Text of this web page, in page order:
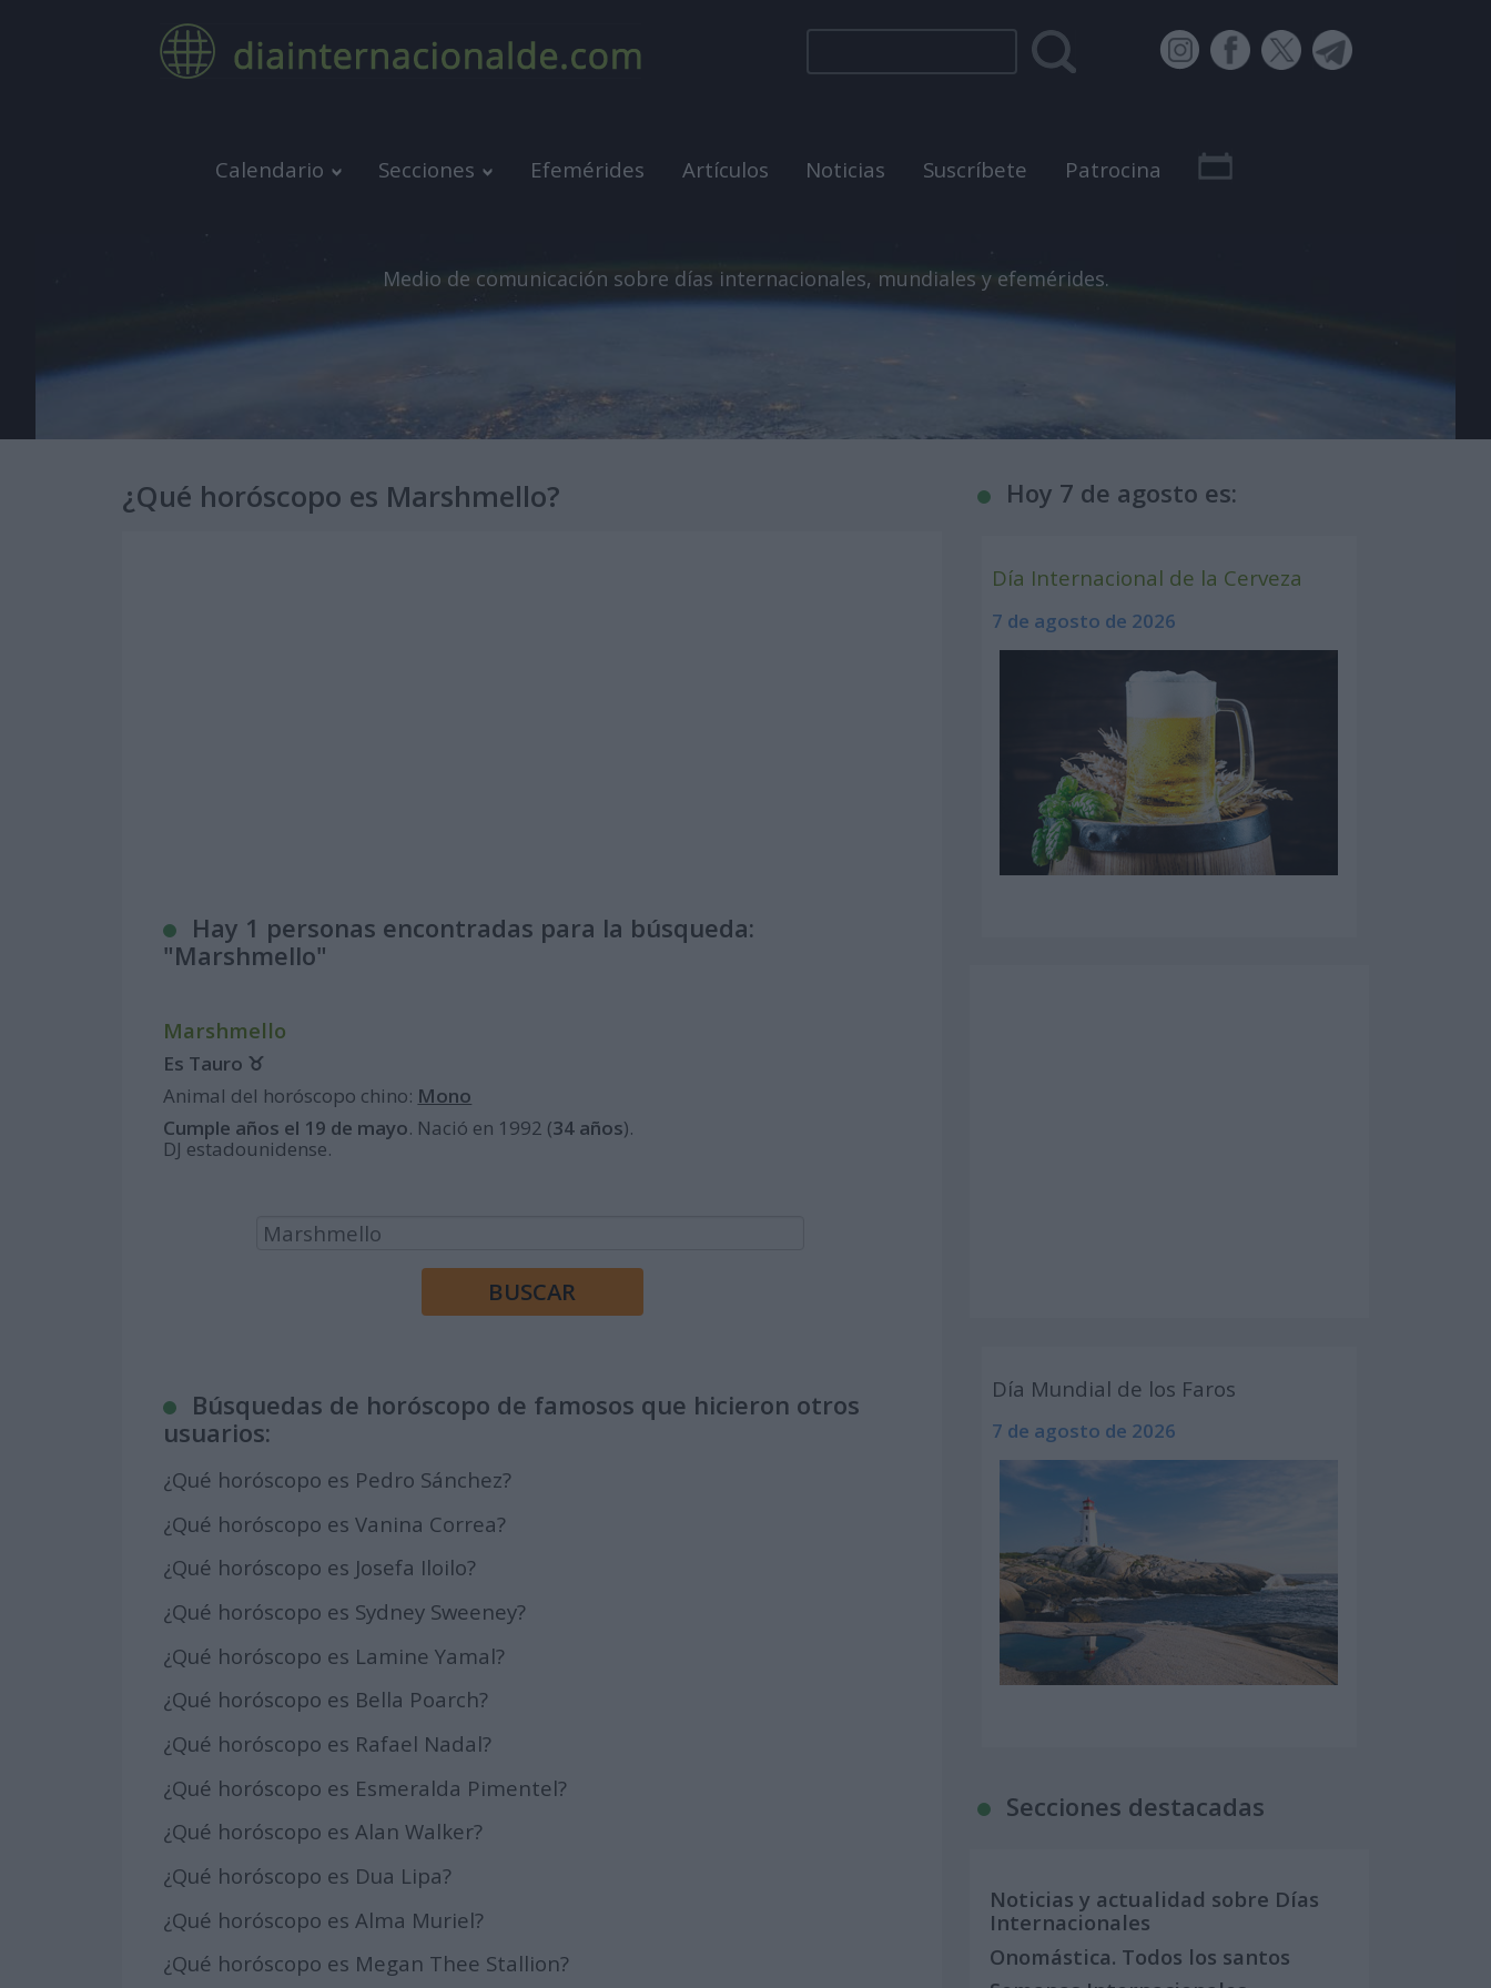
Calendario Secciones Efemérides Artículos Noticias Suscríbete Patrocina
Medio de comunicación sobre días internacionales, mundiales y efemérides.
¿Qué horóscopo es Marshmello?
Hay 1 personas encontradas para la búsqueda:
"Marshmello"
Marshmello
Es Tauro ♉
Animal del horóscopo chino: Mono
Cumple años el 19 de mayo. Nació en 1992 (34 años).
DJ estadounidense.
Búsquedas de horóscopo de famosos que hicieron otros
usuarios:
¿Qué horóscopo es Pedro Sánchez?
¿Qué horóscopo es Vanina Correa?
¿Qué horóscopo es Josefa Iloilo?
¿Qué horóscopo es Sydney Sweeney?
¿Qué horóscopo es Lamine Yamal?
¿Qué horóscopo es Bella Poarch?
¿Qué horóscopo es Rafael Nadal?
¿Qué horóscopo es Esmeralda Pimentel?
¿Qué horóscopo es Alan Walker?
¿Qué horóscopo es Dua Lipa?
¿Qué horóscopo es Alma Muriel?
¿Qué horóscopo es Megan Thee Stallion?
Hoy 7 de agosto es:
Día Internacional de la Cerveza
7 de agosto de 2026
Día Mundial de los Faros
7 de agosto de 2026
Secciones destacadas
Noticias y actualidad sobre Días
Internacionales
Onomástica. Todos los santos